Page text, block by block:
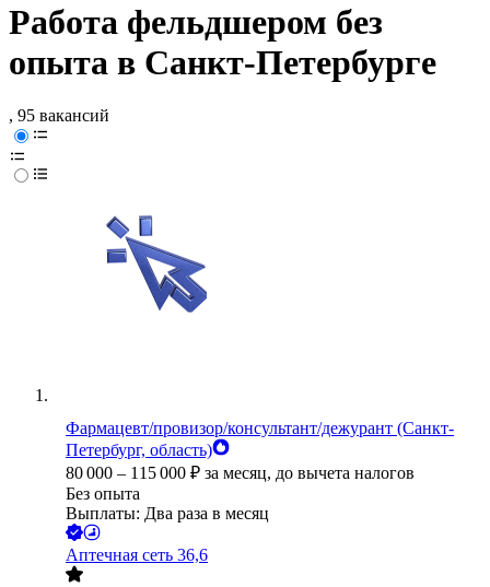
Работа фельдшером без
опыта в Санкт-Петербурге
, 95 вакансий
Фармацевт/провизор/консультант/дежурант (Санкт-
Петербург, область)
80 000 – 115 000 ₽ за месяц, до вычета налогов
Без опыта
Выплаты: Два раза в месяц
Аптечная сеть 36,6